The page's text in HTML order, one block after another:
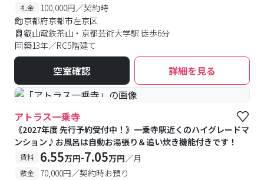
礼金
100,000円／契約時
京都府京都市左京区
叡山電鉄茶山・京都芸術大学駅 徒歩6分
築13年／RC5階建て
空室確認 詳細を見る
#予約受付中 #空室待ち
アトラス一乗寺
《2027年度 先行予約受付中！》一乗寺駅近くのハイグレードマ
ンション♪お風呂は自動お湯張り＆追い炊き機能付きです！
賃料 6.55万円-7.05万円／月
敷金 70,000円／契約時お預り